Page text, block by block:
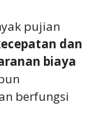
pujian
dan
biaya
berfungsi